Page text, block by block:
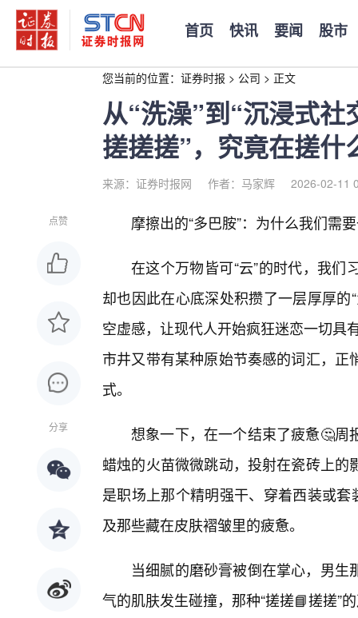
首页 快讯 要闻 股市
您当前的位置： 证券时报 > 公司 > 正文
从“洗澡”到“沉浸式
搓搓搓”，究竟在搓什
来源：证券时报网 作者：马家辉 2026-02-11
点赞
分享
摩擦出的“多巴胺”：为什么我们需
在这个万物皆可“云”的时代，我
却也因此在心底深处积攒了一层厚厚
空虚感，让现代人开始疯狂迷恋一切具
市井又带有某种原始节奏感的词汇，
式。
想象一下，在一个结束了疲惫🤔周
蜡烛的火苗微微跳动，投射在瓷砖上
是职场上那个精明强干、穿着西装或
及那些藏在皮肤褶皱里的疲惫。
当细腻的磨砂膏被倒在掌心，男
气的肌肤发生碰撞，那种“搓搓📘搓搓”